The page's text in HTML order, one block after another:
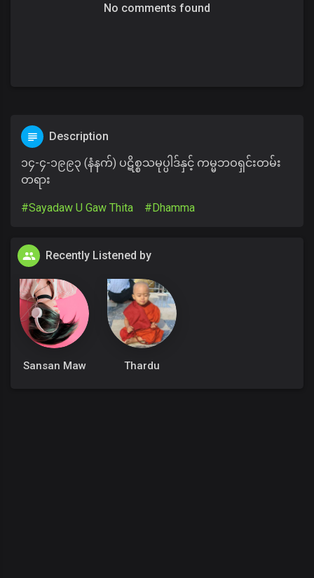
No comments found
Description
၁၄-၄-၁၉၉၃ (နံနက်) ပဋိစ္စသမုပ္ပါဒ်နှင့် ကမ္မဘဝရှင်းတမ်း
တရား
#Sayadaw U Gaw Thita #Dhamma
Recently Listened by
Sansan Maw Thardu